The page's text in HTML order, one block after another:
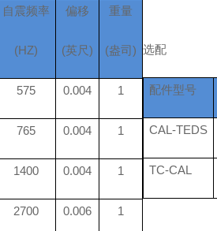
自震频率
(HZ)
偏移
(英尺)
重量
(盎司)
575 0.004 1
765 0.004 1
1400 0.004 1
2700 0.006 1
选配
配件型号
CAL-TEDS
TC-CAL